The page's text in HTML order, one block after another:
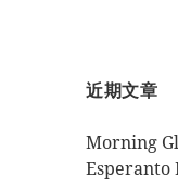
近期文章
Morning
Esperanto